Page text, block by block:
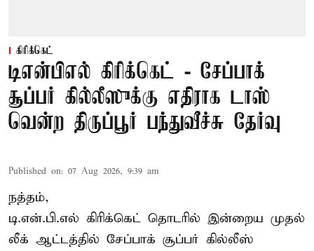
கிரிக்கெட்
டிஎன்பிஎல் கிரிக்கெட் - சேப்பாக்
சூப்பர் கில்லீஸுக்கு எதிராக டாஸ்
வென்ற திருப்பூர் பந்துவீச்சு தேர்வு
Published on: 07 Aug 2026, 9:39 am
நத்தம்,
டி.என்.பி.எல் கிரிக்கெட் தொடரில் இன்றைய முதல்
லீக் ஆட்டத்தில் சேப்பாக் சூப்பர் கில்லீஸ்